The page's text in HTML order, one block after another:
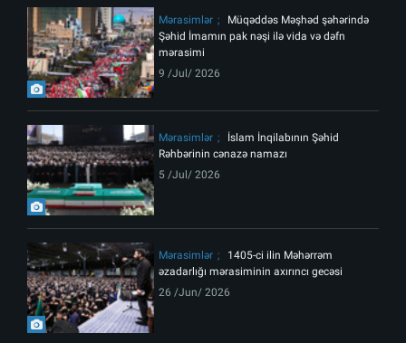
Mərasimlər
Müqəddəs Məşhəd şəhərində
Şəhid İmamın pak nəşi ilə vida və dəfn
mərasimi
9 /Jul/ 2026
Mərasimlər
İslam İnqilabının Şəhid
Rəhbərinin cənazə namazı
5 /Jul/ 2026
Mərasimlər
1405-ci ilin Məhərrəm
əzadarlığı mərasiminin axırıncı gecəsi
26 /Jun/ 2026